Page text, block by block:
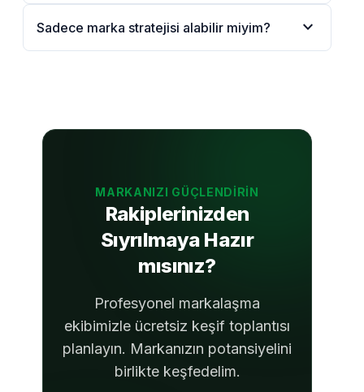
Sadece marka stratejisi alabilir miyim? expand_more
MARKANIZI GÜÇLENDIRIN
Rakiplerinizden
Sıyrılmaya Hazır
mısınız?
Profesyonel markalaşma
ekibimizle ücretsiz keşif toplantısı
planlayın. Markanızın potansiyelini
birlikte keşfedelim.